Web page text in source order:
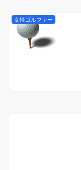
女性ゴルファー